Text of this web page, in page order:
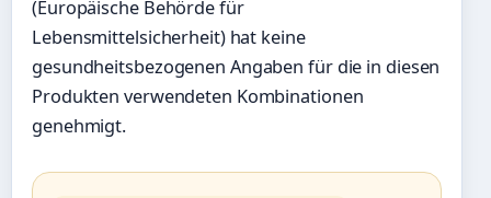
(Europäische Behörde für
Lebensmittelsicherheit) hat keine
gesundheitsbezogenen Angaben für die in diesen
Produkten verwendeten Kombinationen
genehmigt.